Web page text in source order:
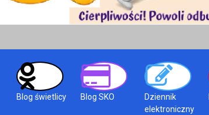
Blog świetlicy Blog SKO
Dziennik
elektroniczny